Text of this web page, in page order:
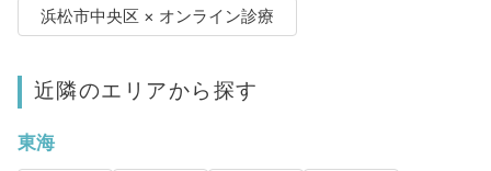
浜松市中央区 × オンライン診療
近隣のエリアから探す
東海